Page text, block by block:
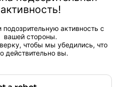
активность!
активность с
вашей стороны.
чтобы мы убедились, что
действительно вы.